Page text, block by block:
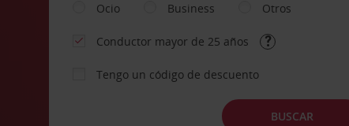
Ocio
Business Otros
Conductor mayor de 25 años
Tengo un código de descuento
BUSCAR